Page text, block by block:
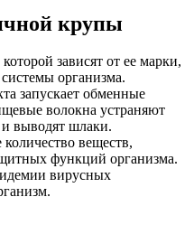
крупы
зависят от ее марки,
организма.
запускает обменные
волокна устраняют
выводят шлаки.
веществ,
функций организма.
вирусных